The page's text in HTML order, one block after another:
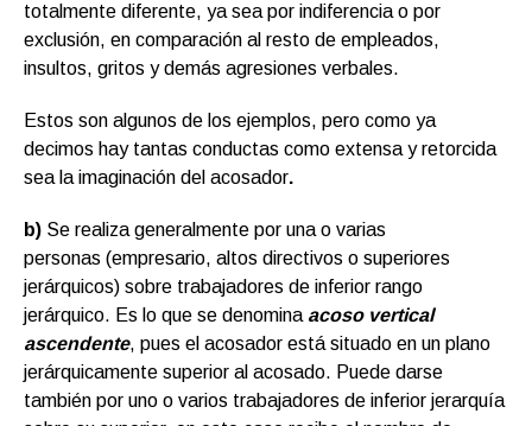
totalmente diferente, ya sea por indiferencia o por
exclusión, en comparación al resto de empleados,
insultos, gritos y demás agresiones verbales.
Estos son algunos de los ejemplos, pero como ya
decimos hay tantas conductas como extensa y retorcida
sea la imaginación del acosador.
b) Se realiza generalmente por una o varias
personas (empresario, altos directivos o superiores
jerárquicos) sobre trabajadores de inferior rango
jerárquico. Es lo que se denomina acoso vertical
ascendente, pues el acosador está situado en un plano
jerárquicamente superior al acosado. Puede darse
también por uno o varios trabajadores de inferior jerarquía